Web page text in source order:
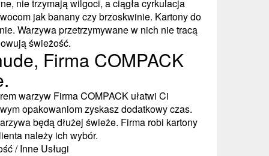
nie trzymają wilgoci, a ciągła cyrkulacja
jak banany czy brzoskwinie. Kartony do
Warzywa przetrzymywane w nich nie tracą
świeżość.
Firma COMPACK
warzyw Firma COMPACK ułatwi Ci
opakowaniom zyskasz dodatkowy czas.
będą dłużej świeże. Firma robi kartony
należy ich wybór.
/ Inne Usługi